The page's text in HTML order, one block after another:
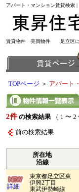
アパート・マンション賃貸検
賃貸物件 売買物件 足立区に
TOPページ ＞ アパート
2件 の検索結果 （ 1 〜 2
前の検索結果
所在地
沿線
詳細
東京都足立区東
伊興2丁目
東武伊勢崎線